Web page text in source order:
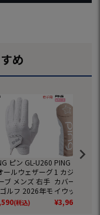
め
ピン GL-U260
ールウェザーグ
ブ メンズ 右手
ルフ 2026年モ
日本正規品
(税込)
PING ピン
1 カジュアル
カバー フェ
イウッド用 レ
ース ゴルフ
モデル 日本
¥3,960